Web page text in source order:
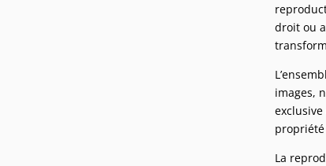
droit ou
images,
La